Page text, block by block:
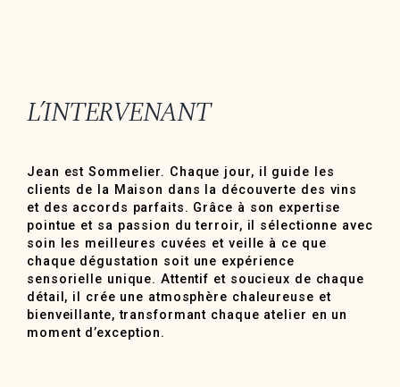
L’INTERVENANT
Jean est Sommelier. Chaque jour, il guide les
clients de la Maison dans la découverte des vins
et des accords parfaits. Grâce à son expertise
pointue et sa passion du terroir, il sélectionne avec
soin les meilleures cuvées et veille à ce que
chaque dégustation soit une expérience
sensorielle unique. Attentif et soucieux de chaque
détail, il crée une atmosphère chaleureuse et
bienveillante, transformant chaque atelier en un
moment d’exception.